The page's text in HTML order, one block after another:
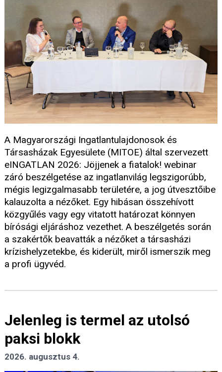
A Magyarországi Ingatlantulajdonosok és
Társasházak Egyesülete (MITOE) által szervezett
eINGATLAN 2026: Jöjjenek a fiatalok! webinar
záró beszélgetése az ingatlanvilág legszigorúbb,
mégis legizgalmasabb területére, a jog útvesztőibe
kalauzolta a nézőket. Egy hibásan összehívott
közgyűlés vagy egy vitatott határozat könnyen
bírósági eljáráshoz vezethet. A beszélgetés során
a szakértők beavatták a nézőket a társasházi
krízishelyzetekbe, és kiderült, miről ismerszik meg
a profi ügyvéd.
Jelenleg is termel az utolsó
paksi blokk
2026. augusztus 4.